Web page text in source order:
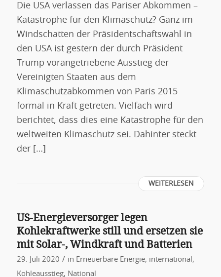
Die USA verlassen das Pariser Abkommen –
Katastrophe für den Klimaschutz? Ganz im
Windschatten der Präsidentschaftswahl in
den USA ist gestern der durch Präsident
Trump vorangetriebene Ausstieg der
Vereinigten Staaten aus dem
Klimaschutzabkommen von Paris 2015
formal in Kraft getreten. Vielfach wird
berichtet, dass dies eine Katastrophe für den
weltweiten Klimaschutz sei. Dahinter steckt
der […]
WEITERLESEN
US-Energieversorger legen
Kohlekraftwerke still und ersetzen sie
mit Solar-, Windkraft und Batterien
29. Juli 2020 / in Erneuerbare Energie, international ,
Kohleausstieg, National